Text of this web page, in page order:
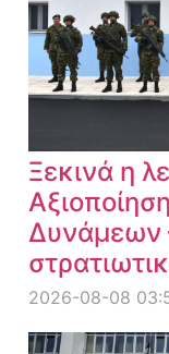
Ξεκινά η
Δυνάμεων
2026-08-08